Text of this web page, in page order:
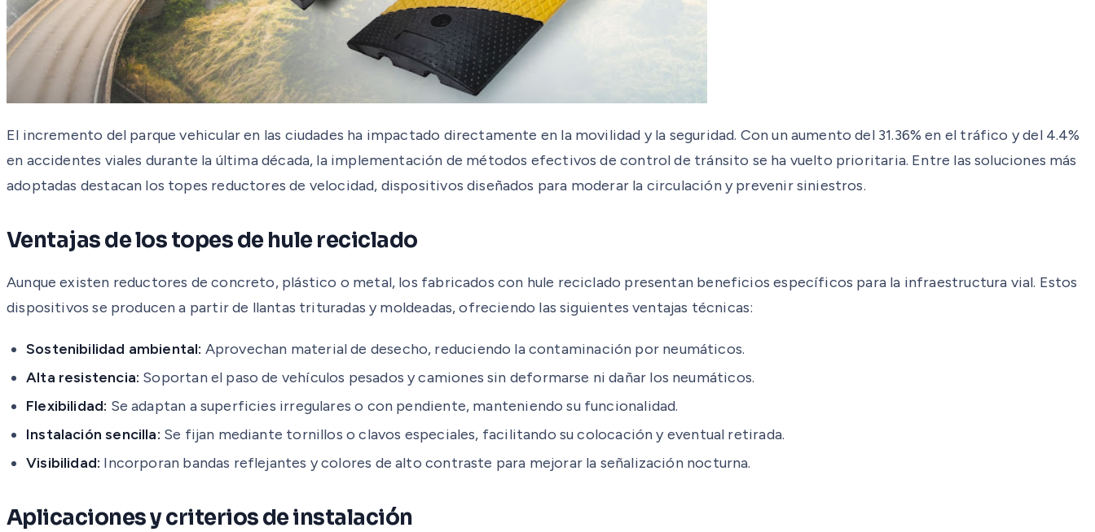
El incremento del parque vehicular en las ciudades ha impactado directamente en la movilidad y la seguridad. Con un aumento del 31.36% en el tráfico y del 4.4%
en accidentes viales durante la última década, la implementación de métodos efectivos de control de tránsito se ha vuelto prioritaria. Entre las soluciones más
adoptadas destacan los topes reductores de velocidad, dispositivos diseñados para moderar la circulación y prevenir siniestros.
Ventajas de los topes de hule reciclado
Aunque existen reductores de concreto, plástico o metal, los fabricados con hule reciclado presentan beneficios específicos para la infraestructura vial. Estos
dispositivos se producen a partir de llantas trituradas y moldeadas, ofreciendo las siguientes ventajas técnicas:
Sostenibilidad ambiental: Aprovechan material de desecho, reduciendo la contaminación por neumáticos.
Alta resistencia: Soportan el paso de vehículos pesados y camiones sin deformarse ni dañar los neumáticos.
Flexibilidad: Se adaptan a superficies irregulares o con pendiente, manteniendo su funcionalidad.
Instalación sencilla: Se fijan mediante tornillos o clavos especiales, facilitando su colocación y eventual retirada.
Visibilidad: Incorporan bandas reflejantes y colores de alto contraste para mejorar la señalización nocturna.
Aplicaciones y criterios de instalación